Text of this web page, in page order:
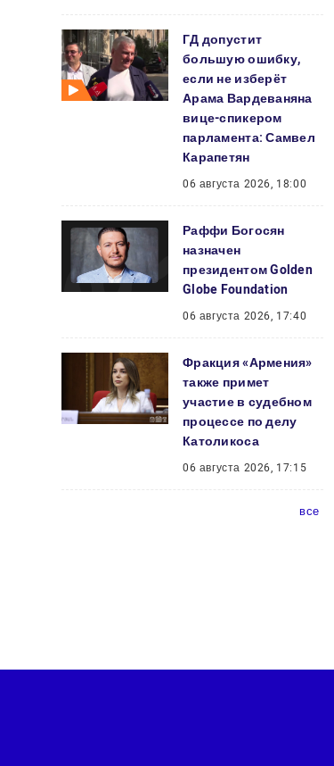
ГД допустит
большую ошибку,
если не изберёт
Арама Вардеваняна
вице-спикером
парламента: Самвел
Карапетян
06 августа 2026, 18:00
Раффи Богосян
назначен
президентом Golden
Globe Foundation
06 августа 2026, 17:40
Фракция «Армения»
также примет
участие в судебном
процессе по делу
Католикоса
06 августа 2026, 17:15
все